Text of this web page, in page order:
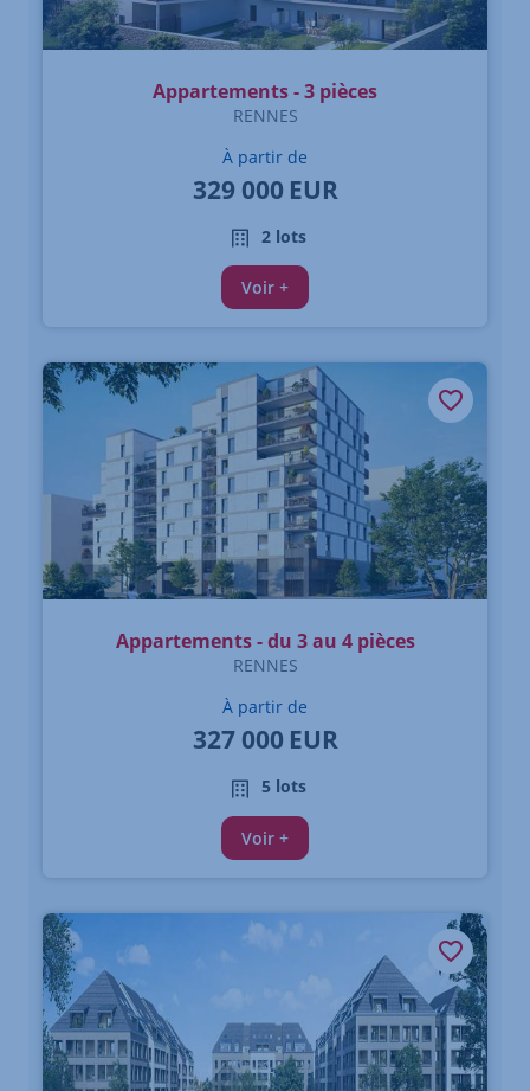
Appartements - 3 pièces
RENNES
À partir de
329 000 EUR
2 lots
Voir +
Appartements - du 3 au 4 pièces
RENNES
À partir de
327 000 EUR
5 lots
Voir +